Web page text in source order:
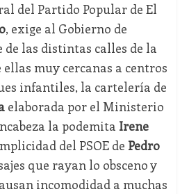
del Partido Popular de El
, exige al Gobierno de
de las distintas calles de la
ellas muy cercanas a centros
infantiles, la cartelería de
elaborada por el Ministerio
la podemita Irene
del PSOE de Pedro
que rayan lo obsceno y
incomodidad a muchas